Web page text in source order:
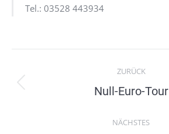
Tel.: 03528 443934
navigation
ZURÜCK
Previous
Null-Euro-Tour
NÄCHSTES